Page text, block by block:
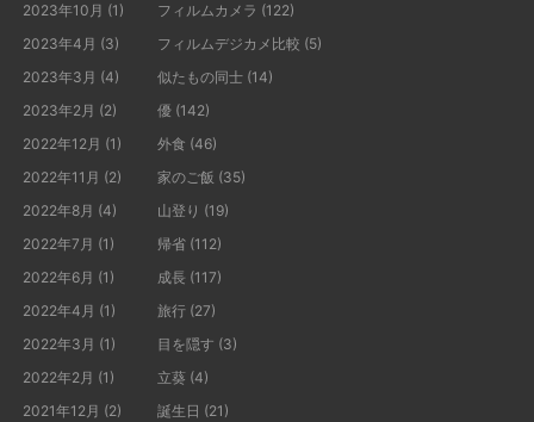
2023年10月 (1)
2023年4月 (3)
2023年3月 (4)
2023年2月 (2)
2022年12月 (1)
2022年11月 (2)
2022年8月 (4)
2022年7月 (1)
2022年6月 (1)
2022年4月 (1)
2022年3月 (1)
2022年2月 (1)
2021年12月 (2)
フィルムカメラ (122)
フィルムデジカメ比較 (5)
似たもの同士(14)
優(142)
外食 (46)
家のご飯 (35)
山登り (19)
帰省(112)
成長 (117)
旅行(27)
目を隠す (3)
立葵(4)
誕生日 (21)